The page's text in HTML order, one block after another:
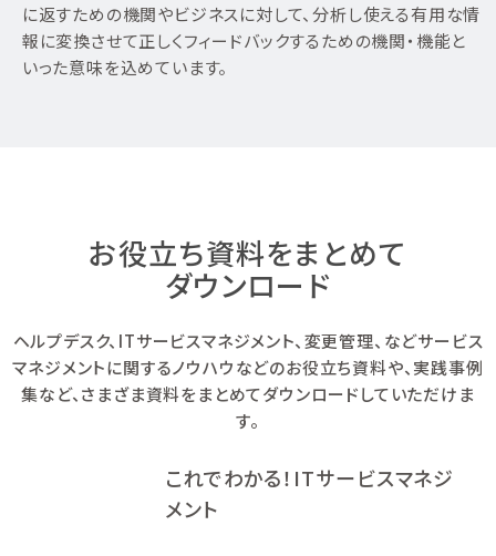
に返すための機関やビジネスに対して、分析し使える有用な情
報に変換させて正しくフィードバックするための機関・機能と
いった意味を込めています。
お役立ち資料をまとめて
ダウンロード
ヘルプデスク、ITサービスマネジメント、変更管理、などサービス
マネジメントに関するノウハウなどのお役立ち資料や、 実践事例
集など、さまざま資料をまとめてダウンロードしていただけま
す。
これでわかる！ITサービスマネジ
メント